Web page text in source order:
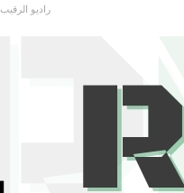
راديو الرقيب